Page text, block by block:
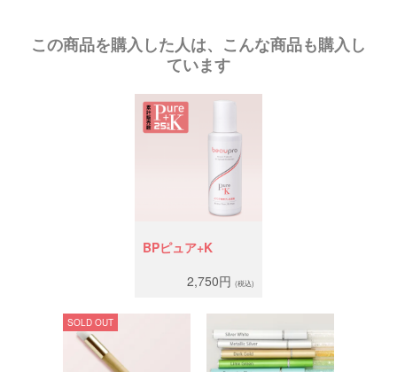
この商品を購入した人は、こんな商品も購入し
ています
BPピュア+K
2,750円(税込)
SOLD OUT